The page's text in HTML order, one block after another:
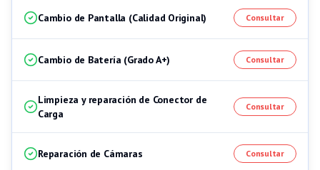
Cambio de Pantalla (Calidad Original) Consultar
Cambio de Batería (Grado A+) Consultar
Limpieza y reparación de Conector de
Carga
Consultar
Reparación de Cámaras Consultar